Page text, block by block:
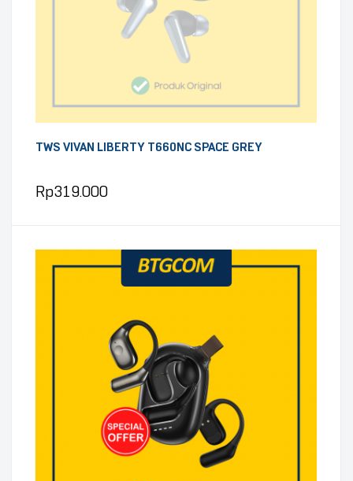
TWS VIVAN LIBERTY T660NC SPACE GREY
Rp319.000